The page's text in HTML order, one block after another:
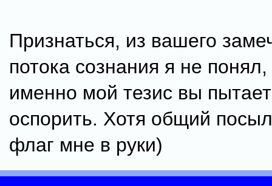
Признаться, из вашего
потока сознания я не понял,
именно мой тезис вы
оспорить. Хотя общий
флаг мне в руки)